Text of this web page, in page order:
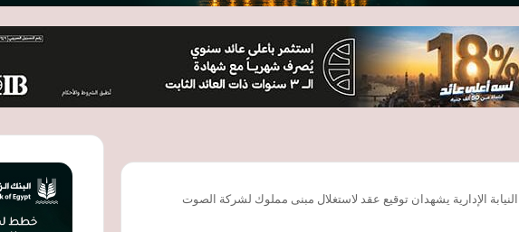
الإدارية يشهدان توقيع عقد لاستغلال مبنى مملوك لشركة الصوت